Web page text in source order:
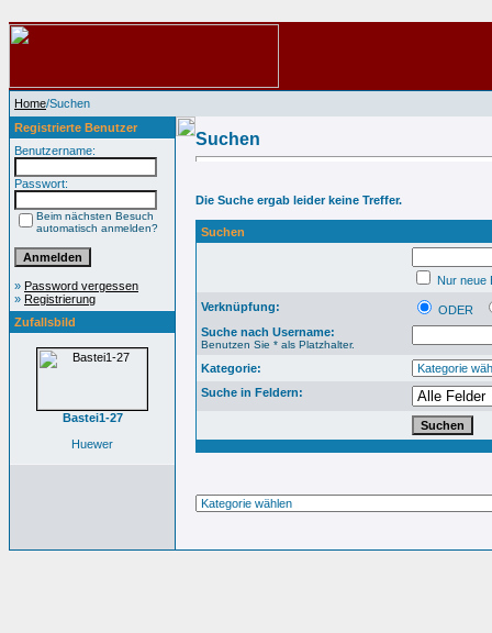
Home/Suchen
Registrierte Benutzer
Benutzername:
Passwort:
Beim nächsten Besuch
automatisch anmelden?
» Password vergessen
» Registrierung
Zufallsbild
Bastei1-27
Huewer
Suchen
Die Suche ergab leider keine Treffer.
Suchen
Nur neue
Verknüpfung:
ODER
Suche nach Username:
Benutzen Sie * als Platzhalter.
Kategorie:
Suche in Feldern: